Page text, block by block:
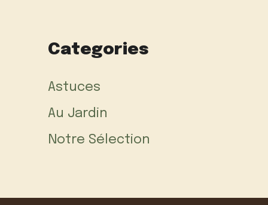
Categories
Astuces
Au Jardin
Notre Sélection